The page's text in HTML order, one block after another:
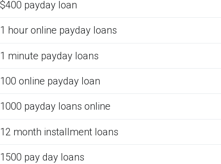
$400 payday loan
1 hour online payday loans
1 minute payday loans
100 online payday loan
1000 payday loans online
12 month installment loans
1500 pay day loans